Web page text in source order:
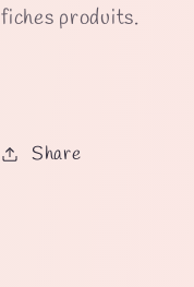
fiches produits.
Share